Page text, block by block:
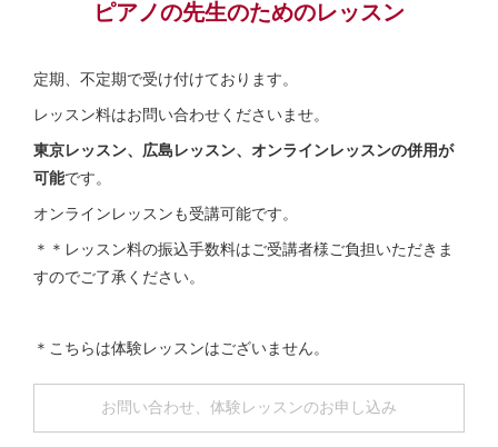
ピアノの先生のためのレッスン
定期、不定期で受け付けております。
レッスン料はお問い合わせくださいませ。
東京レッスン、広島レッスン、オンラインレッスンの併用が
可能です。
オンラインレッスンも受講可能です。
＊＊レッスン料の振込手数料はご受講者様ご負担いただきま
すのでご了承ください。
＊こちらは体験レッスンはございません。
お問い合わせ、体験レッスンのお申し込み